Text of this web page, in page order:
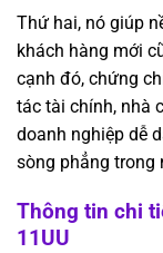
Thứ hai, nó giúp
khách hàng mới
cạnh đó, chứng
tác tài chính, nhà
doanh nghiệp dễ
sòng phẳng trong
Thông tin chi
11UU